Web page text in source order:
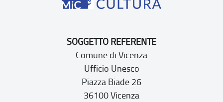
SOGGETTO REFERENTE
Comune di Vicenza
Ufficio Unesco
Piazza Biade 26
36100 Vicenza